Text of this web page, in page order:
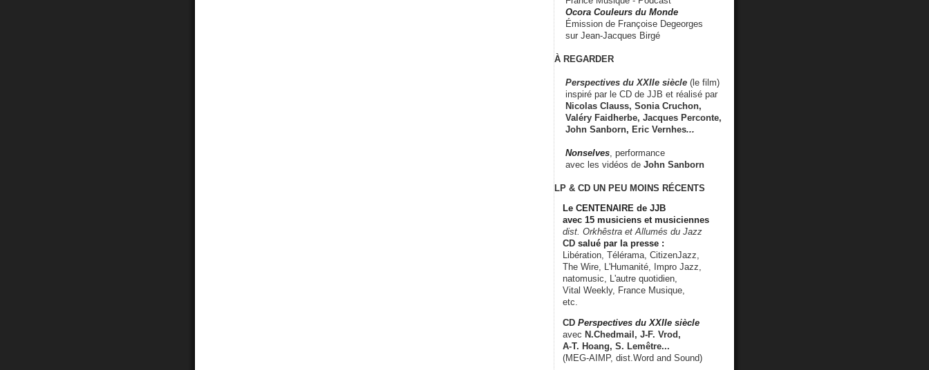
Ocora Couleurs du Monde
Émission de Françoise Degeorges
sur Jean-Jacques Birgé
À REGARDER
Perspectives du XXIIe siècle (le film)
inspiré par le CD de JJB et réalisé par
Nicolas Clauss, Sonia Cruchon,
Valéry Faidherbe, Jacques Perconte,
John Sanborn, Eric Vernhes...
Nonselves , performance
avec les vidéos de John Sanborn
LP & CD UN PEU MOINS RÉCENTS
Le CENTENAIRE de JJB
avec 15 musiciens et musiciennes
dist. Orkhêstra et Allumés du Jazz
CD salué par la presse :
Libération, Télérama, CitizenJazz,
The Wire, L'Humanité, Impro Jazz,
natomusic, L'autre quotidien,
Vital Weekly, France Musique,
etc.
CD Perspectives du XXIIe siècle
avec N.Chedmail, J-F. Vrod,
A-T. Hoang, S. Lemêtre...
(MEG-AIMP, dist.Word and Sound)